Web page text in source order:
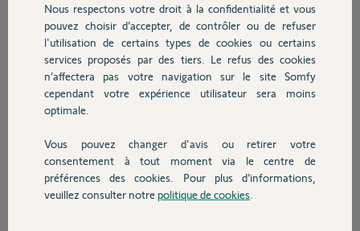
Chauffage
Autres produits
Devis avec un pro
Contact
il y a plus d'un an
Participer au fil de discussion
Réponses
Bonjour Jean-Pierre
Appliquez ce Retex jusqu'au bout.
Inutile de refaire l'init du module IP
Nous respectons votre droit à la confidentialité et vous
pouvez choisir d’accepter, de contrôler ou de refuser
l'utilisation de certains types de cookies ou certains
services proposés par des tiers. Le refus des cookies
n’affectera pas votre navigation sur le site Somfy
cependant votre expérience utilisateur sera moins
optimale.
Vous pouvez changer d'avis ou retirer votre
consentement à tout moment via le centre de
préférences des cookies. Pour plus d’informations,
veuillez consulter notre politique de cookies